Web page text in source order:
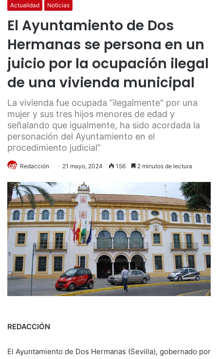
Actualidad Noticias
El Ayuntamiento de Dos
Hermanas se persona en un
juicio por la ocupación ilegal
de una vivienda municipal
La vivienda fue ocupada “ilegalmente" por una
mujer y sus tres hijos menores de edad y
señalando que igualmente, ha sido acordada la
personación del Ayuntamiento en el
procedimiento judicial”
Redacción 21 mayo, 2024 156 2 minutos de lectura
REDACCIÓN
El Ayuntamiento de Dos Hermanas (Sevilla), gobernado por